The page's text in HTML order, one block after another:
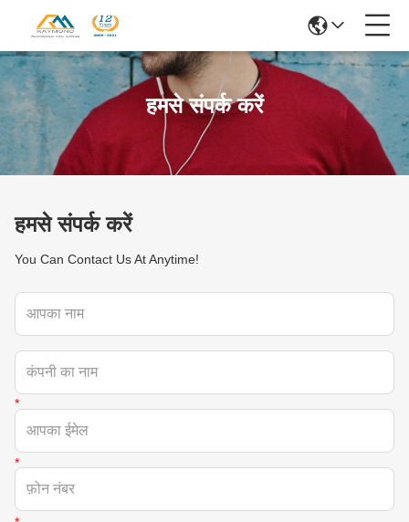
हमसे संपर्क करें
हमसे संपर्क करें
You Can Contact Us At Anytime!